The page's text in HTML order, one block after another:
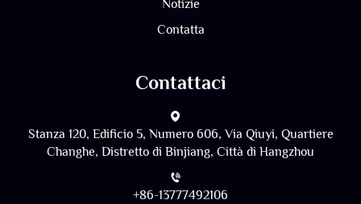
Notizie
Contatta
Contattaci
Stanza 120, Edificio 5, Numero 606, Via Qiuyi, Quartiere
Changhe, Distretto di Binjiang, Città di Hangzhou
+86-13777492106